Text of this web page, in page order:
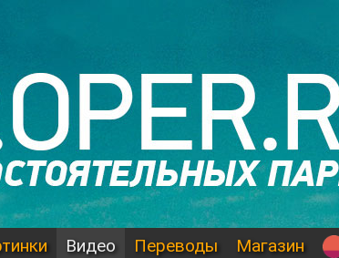
Видео Переводы Магазин